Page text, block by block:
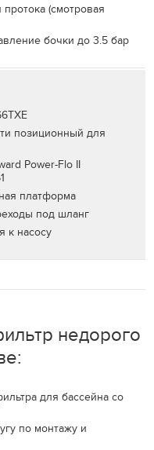
(смотровая
бочки до 3.5 бар
позиционный для
Power-Flo II
платформа
под шланг
к насосу
недорого
для бассейна со
по монтажу и